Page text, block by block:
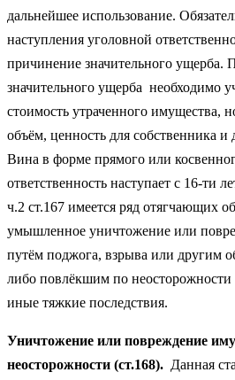
дальнейшее использование.
наступления уголовной
причинение значительного ущерба.
значительного ущерба необходимо
стоимость утраченного имущества,
объём, ценность для собственника и
Вина в форме прямого или
ответственность наступает с 16-ти
ч.2 ст.167 имеется ряд отягчающих
умышленное уничтожение или
путём поджога, взрыва или другим
либо повлёкшим по неосторожности
иные тяжкие последствия.
Уничтожение или повреждение
неосторожности (ст.168). Данная